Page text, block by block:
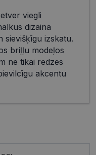
viegli
dizaina
sievišķīgu izskatu.
briļļu modeļos
ne tikai redzes
akcentu